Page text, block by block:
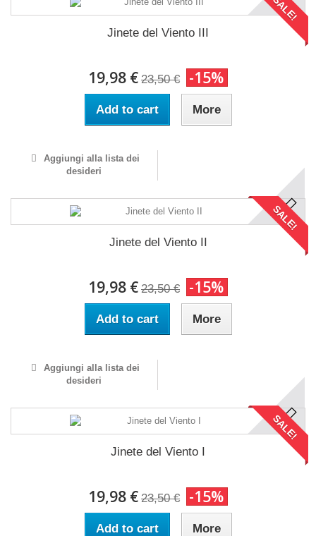
SALE!
Jinete del Viento III
19,98 € 23,50 € -15%
Add to cart More
Aggiungi alla lista dei
desideri
SALE!
Jinete del Viento II
19,98 € 23,50 € -15%
Add to cart More
Aggiungi alla lista dei
desideri
SALE!
Jinete del Viento I
19,98 € 23,50 € -15%
Add to cart More